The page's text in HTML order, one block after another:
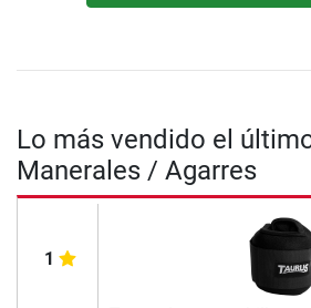
Lo más vendido el
Manerales / Agarres
1